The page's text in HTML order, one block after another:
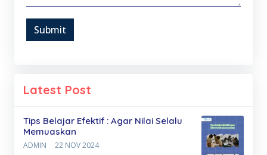
Submit
Latest Post
Tips Belajar Efektif : Agar Nilai Selalu
Memuaskan
ADMIN 22 NOV 2024